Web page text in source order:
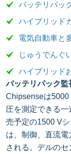
バッテリパッ
ハイブリッド
電気自動車と
じゅうでんぐ
ハイブリッド
バッテリパック監
Chipsenseは
圧を測定できる
売予定の1500 V
は、制御、直流
される。デルの